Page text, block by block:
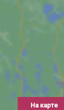
На карте